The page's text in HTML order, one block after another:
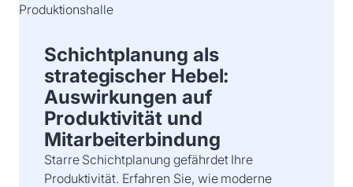
Schichtplanung als
strategischer Hebel:
Auswirkungen auf
Produktivität und
Mitarbeiterbindung
Starre Schichtplanung gefährdet Ihre
Produktivität. Erfahren Sie, wie moderne